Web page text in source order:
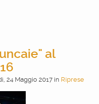
al
24 Maggio 2017 in Riprese